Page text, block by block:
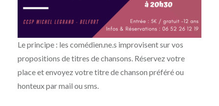
Le principe : les comédien.ne.s improvisent sur vos
propositions de titres de chansons. Réservez votre
place et envoyez votre titre de chanson préféré ou
honteux par mail ou sms.